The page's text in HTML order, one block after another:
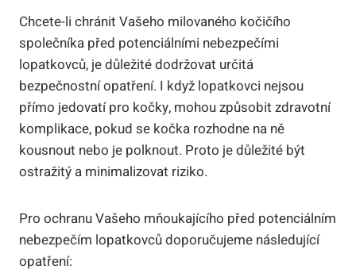
Chcete-li chránit Vašeho milovaného kočičího
společníka před potenciálními nebezpečími
lopatkovců, je důležité dodržovat určitá
bezpečnostní opatření. I když lopatkovci nejsou
přímo jedovatí pro kočky, mohou způsobit zdravotní
komplikace, pokud se kočka rozhodne na ně
kousnout nebo je polknout. Proto je důležité být
ostražitý a minimalizovat riziko.
Pro ochranu Vašeho mňoukajícího před potenciálním
nebezpečím lopatkovců doporučujeme následující
opatření: